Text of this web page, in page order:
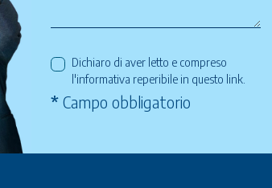
Dichiaro di aver letto e compreso
l'informativa reperibile in questo link
* Campo obbligatorio